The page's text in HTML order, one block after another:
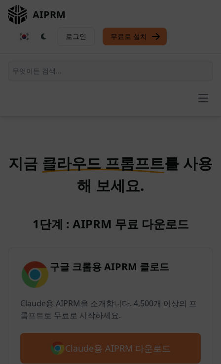
AIPRM
로그인 무료로 설치
지금 클라우드 프롬프트를 사용
해 보세요.
1단계 : AIPRM 무료 다운로드
구글 크롬용 AIPRM 클로드
Claude용 AIPRM을 소개합니다. 4,500개 이상의 프
롬프트로 무료로 시작하세요.
Claude용 AIPRM 다운로드